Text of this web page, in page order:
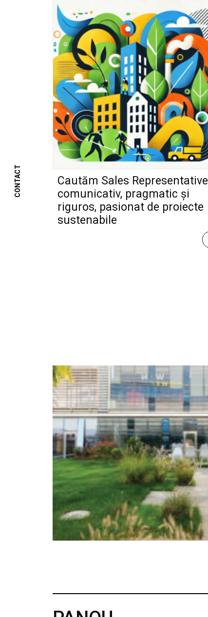
Cautăm Sales Representative
comunicativ, pragmatic și
riguros, pasionat de proiecte
sustenabile
CONTACT